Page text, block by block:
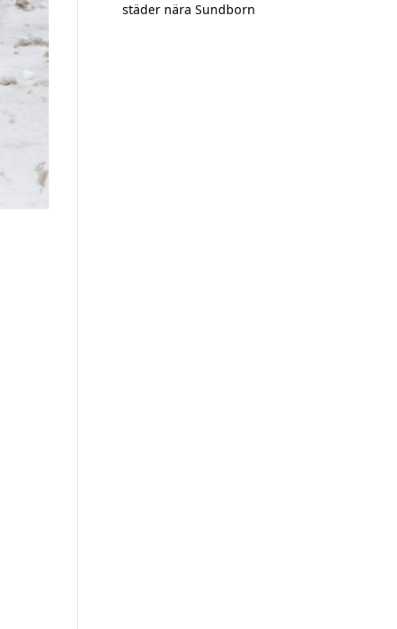
städer nära Sundborn